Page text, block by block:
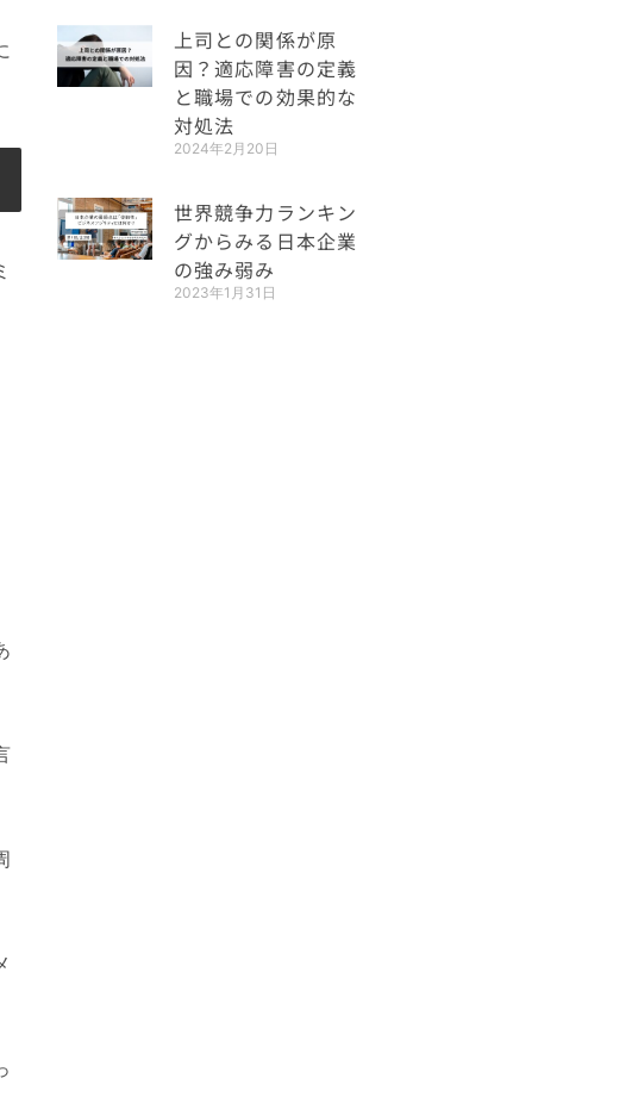
上司との関係が原
因？適応障害の定義
と職場での効果的な
対処法
2024年2月20日
世界競争力ランキン
グからみる日本企業
の強み弱み
2023年1月31日